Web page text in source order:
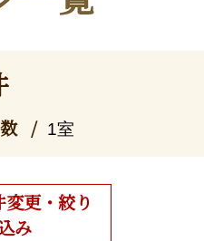
1室
更・絞り
み